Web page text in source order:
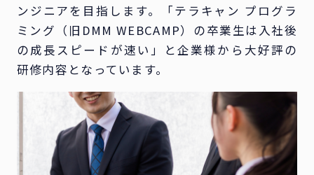
ンジニアを目指します。「テラキャン プログラ
ミング（旧DMM WEBCAMP）の卒業生は入社後
の成長スピードが速い」と企業様から大好評の
研修内容となっています。